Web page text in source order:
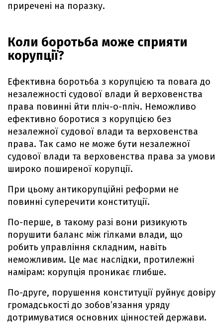
приречені на поразку.
Коли боротьба може сприяти
корупції?
Ефективна боротьба з корупцією та повага до
незалежності судової влади й верховенства
права повинні йти пліч-о-пліч. Неможливо
ефективно боротися з корупцією без
незалежної судової влади та верховенства
права. Так само не може бути незалежної
судової влади та верховенства права за умови
широко поширеної корупції.
При цьому антикорупційні реформи не
повинні суперечити конституції.
По-перше, в такому разі вони ризикують
порушити баланс між гілками влади, що
робить управління складним, навіть
неможливим. Це має наслідки, протилежні
намірам: корупція проникає глибше.
По-друге, порушення конституції руйнує довіру
громадськості до зобов’язання уряду
дотримуватися основних цінностей держави.